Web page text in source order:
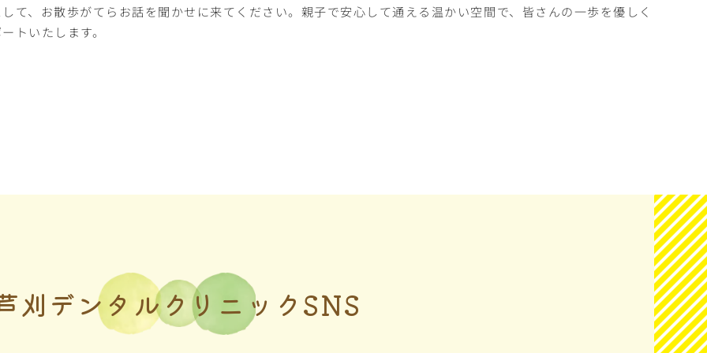
て、お散歩がてらお話を聞かせに来てください。親子で安心して通える温かい空間で、皆さんの一歩を優しく
トいたします。
刈デンタルクリニックSNS